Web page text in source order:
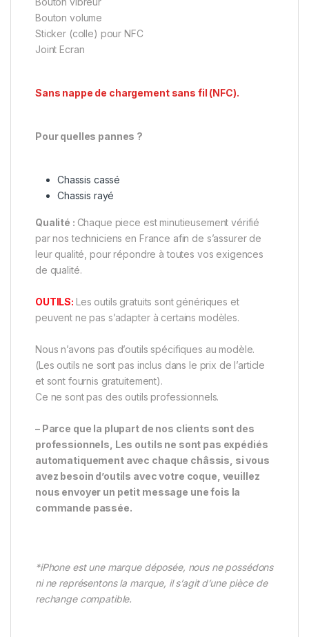
Bouton volume
Sticker (colle) pour NFC
Joint Ecran
Sans nappe de chargement sans fil (NFC).
Pour quelles pannes ?
Chassis cassé
Chassis rayé
Qualité : Chaque piece est minutieusement vérifié
par nos techniciens en France afin de s’assurer de
leur qualité, pour répondre à toutes vos exigences
de qualité.
OUTILS: Les outils gratuits sont génériques et
peuvent ne pas s’adapter à certains modèles.
Nous n’avons pas d’outils spécifiques au modèle.
(Les outils ne sont pas inclus dans le prix de l’article
et sont fournis gratuitement).
Ce ne sont pas des outils professionnels.
– Parce que la plupart de nos clients sont des
professionnels, Les outils ne sont pas expédiés
automatiquement avec chaque châssis, si vous
avez besoin d’outils avec votre coque, veuillez
nous envoyer un petit message une fois la
commande passée.
*iPhone est une marque déposée, nous ne possédons
ni ne représentons la marque, il s’agit d’une pièce de
rechange compatible.